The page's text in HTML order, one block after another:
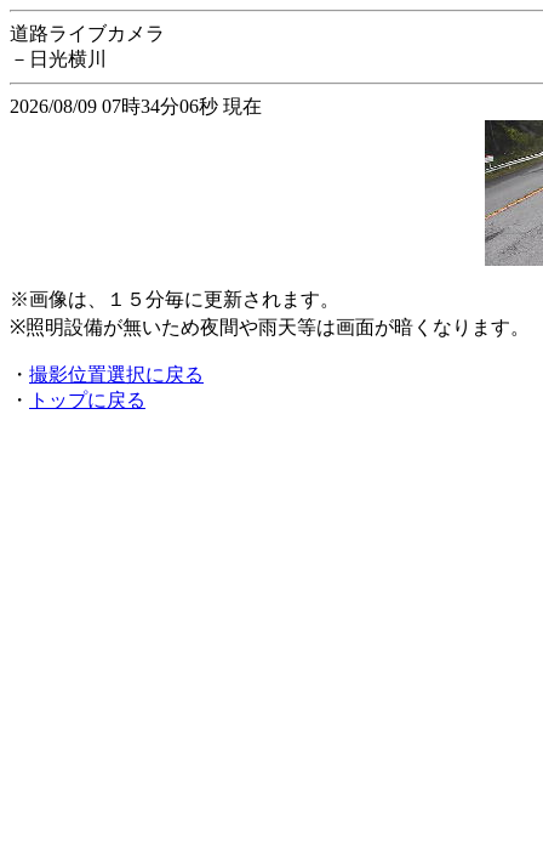
道路ライブカメラ
－日光横川
2026/08/09 07時34分06秒 現在
※画像は、１５分毎に更新されます。
※照明設備が無いため夜間や雨天等は画面が暗くなります。
・ 撮影位置選択に戻る
・
トップに戻る